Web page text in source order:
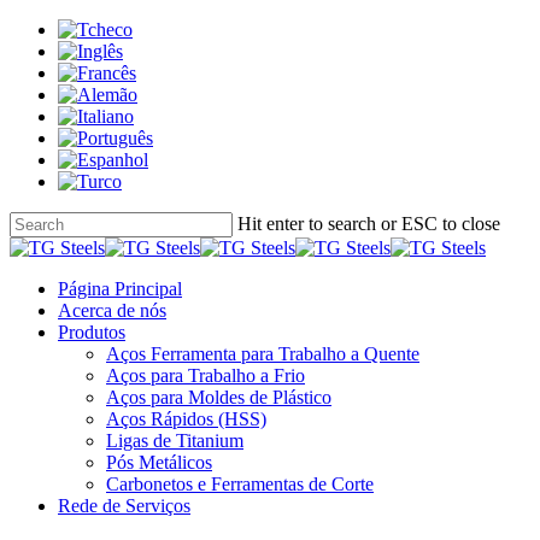
Skip
main
content
Hit enter to search or ESC to close
Close
search
Menu
Página Principal
Acerca de nós
Produtos
Aços Ferramenta para Trabalho a Quente
Aços para Trabalho a Frio
Aços para Moldes de Plástico
Aços Rápidos (HSS)
Ligas de Titanium
Pós Metálicos
Carbonetos e Ferramentas de Corte
Rede de Serviços